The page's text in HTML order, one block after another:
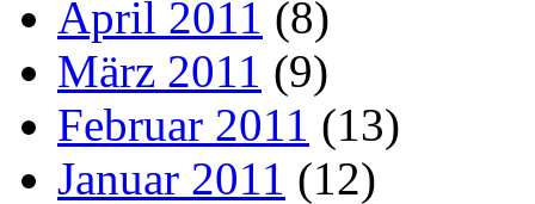
April 2011 (8)
März 2011 (9)
Februar 2011 (13)
Januar 2011 (12)